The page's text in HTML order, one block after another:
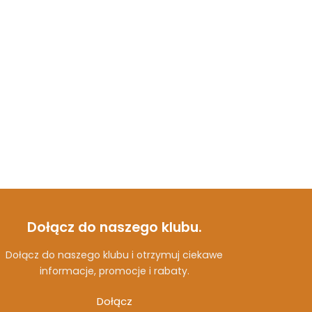
Dołącz do naszego klubu.
Dołącz do naszego klubu i otrzymuj ciekawe
informacje, promocje i rabaty.
Dołącz